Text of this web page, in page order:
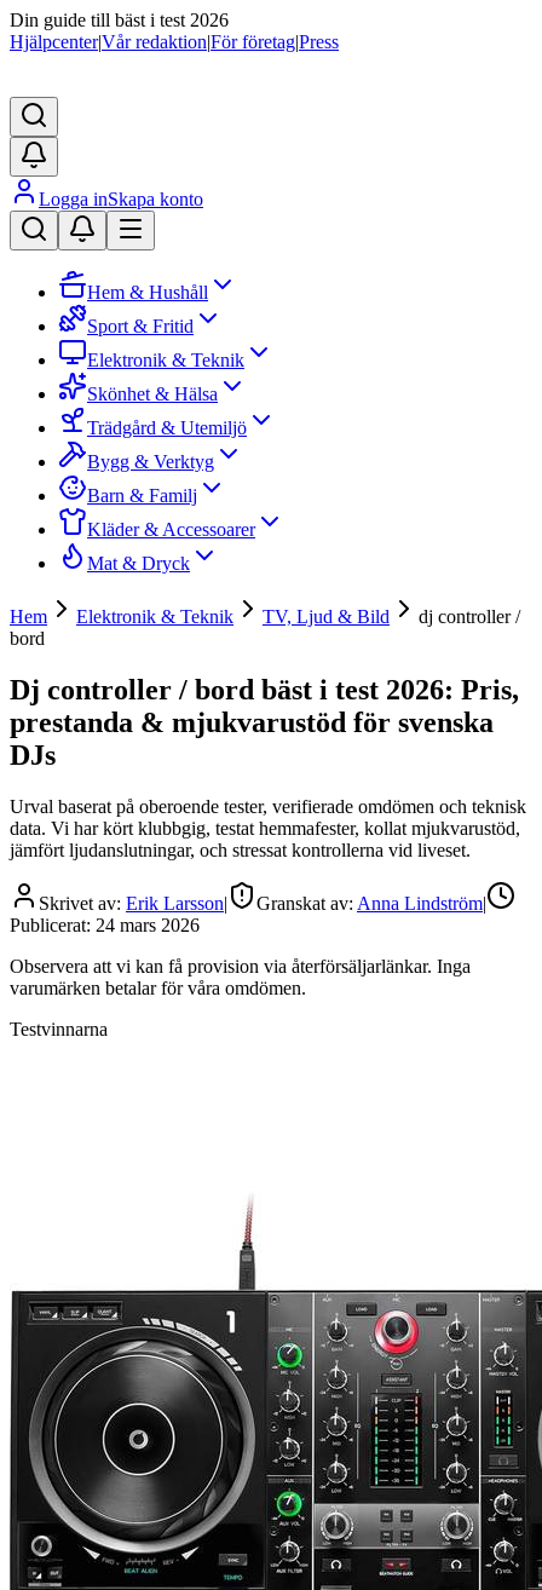
Din guide till bäst i test 2026
Hjälpcenter|Vår redaktion|För företag|Press
Logga inSkapa konto
Hem & Hushåll
Sport & Fritid
Elektronik & Teknik
Skönhet & Hälsa
Trädgård & Utemiljö
Bygg & Verktyg
Barn & Familj
Kläder & Accessoarer
Mat & Dryck
Hem Elektronik & Teknik TV, Ljud & Bild
dj controller /
bord
Dj controller / bord bäst i test 2026: Pris,
prestanda & mjukvarustöd för svenska
DJs
Urval baserat på oberoende tester, verifierade omdömen och teknisk
data. Vi har kört klubbgig, testat hemmafester, kollat mjukvarustöd,
jämfört ljudanslutningar, och stressat kontrollerna vid liveset.
Skrivet av: Erik Larsson| Granskat av: Anna Lindström|
Publicerat: 24 mars 2026
Observera att vi kan få provision via återförsäljarlänkar. Inga
varumärken betalar för våra omdömen.
Testvinnarna